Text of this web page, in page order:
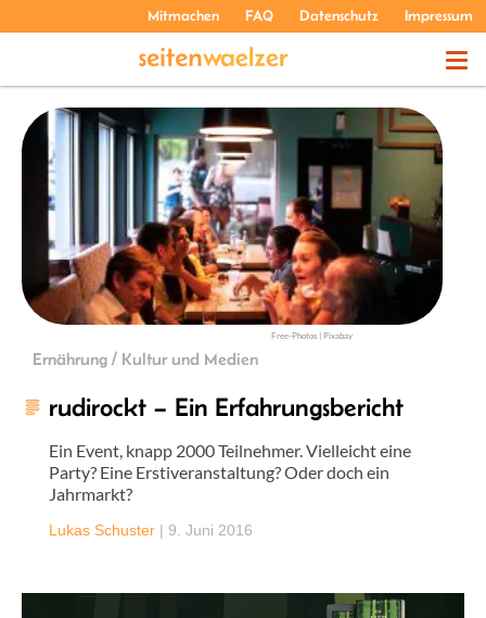
Mitmachen FAQ Datenschutz Impressum
THEMEN
PODCASTS
ÜBER UNS
Free-Photos | Pixabay
Ernährung / Kultur und Medien
rudirockt – Ein Erfahrungsbericht
Ein Event, knapp 2000 Teilnehmer. Vielleicht eine
Party? Eine Erstiveranstaltung? Oder doch ein
Jahrmarkt?
Lukas Schuster | 9. Juni 2016